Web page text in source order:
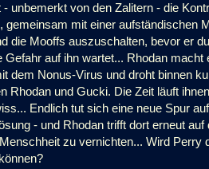
unbemerkt von den Zalitern - die
mit einer aufständischen
die Mooffs auszuschalten, bevor er
auf ihn wartet... Rhodan macht
dem Nonus-Virus und droht binnen
Rhodan und Gucki. Die Zeit läuft
Endlich tut sich eine neue Spur
- und Rhodan trifft dort erneut
zu vernichten... Wird Perry